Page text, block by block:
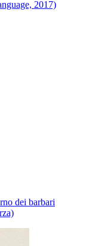
2017)
dei barbari